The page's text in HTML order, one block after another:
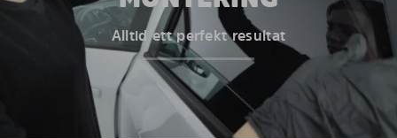
Alltid ett perfekt resultat